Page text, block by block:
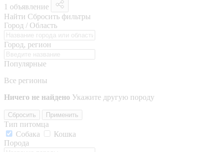
1 объявление
Найти Сбросить фильтры
Город / Область
Город, регион
Популярные
Все регионы
Ничего не найдено Укажите другую породу
Сбросить Применить
Тип питомца
Собака
Кошка
Порода